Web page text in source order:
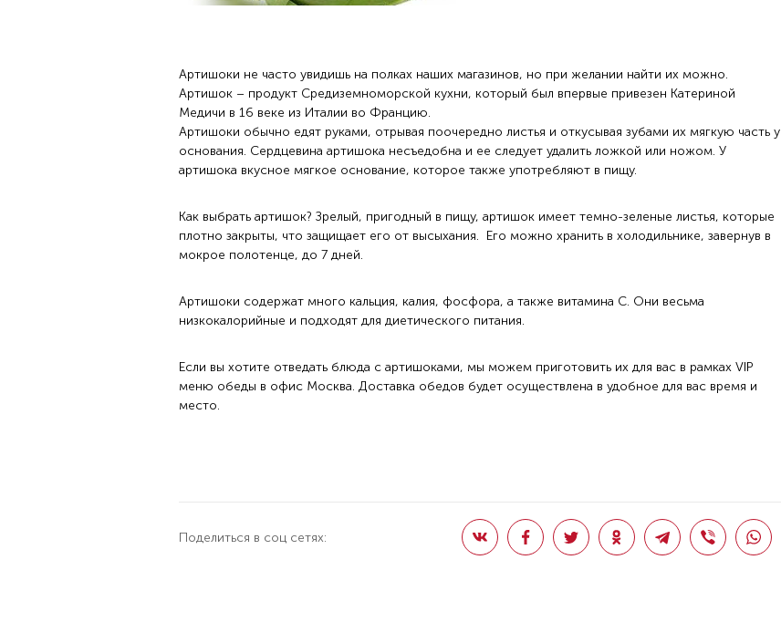
Артишоки не часто увидишь на полках наших магазинов, но при желании найти их можно.
Артишок – продукт Средиземноморской кухни, который был впервые привезен Катериной
Медичи в 16 веке из Италии во Францию.
Артишоки обычно едят руками, отрывая поочередно листья и откусывая зубами их мягкую часть у
основания. Сердцевина артишока несъедобна и ее следует удалить ложкой или ножом. У
артишока вкусное мягкое основание, которое также употребляют в пищу.
Как выбрать артишок? Зрелый, пригодный в пищу, артишок имеет темно-зеленые листья, которые
плотно закрыты, что защищает его от высыхания. Его можно хранить в холодильнике, завернув в
мокрое полотенце, до 7 дней.
Артишоки содержат много кальция, калия, фосфора, а также витамина С. Они весьма
низкокалорийные и подходят для диетического питания.
Если вы хотите отведать блюда с артишоками, мы можем приготовить их для вас в рамках VIP
меню обеды в офис Москва. Доставка обедов будет осуществлена в удобное для вас время и
место.
Поделиться в соц сетях: